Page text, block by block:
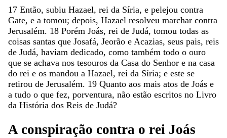
17 Então, subiu Hazael, rei da Síria, e pelejou contra
Gate, e a tomou; depois, Hazael resolveu marchar contra
Jerusalém. 18 Porém Joás, rei de Judá, tomou todas as
coisas santas que Josafá, Jeorão e Acazias, seus pais, reis
de Judá, haviam dedicado, como também todo o ouro
que se achava nos tesouros da Casa do Senhor e na casa
do rei e os mandou a Hazael, rei da Síria; e este se
retirou de Jerusalém. 19 Quanto aos mais atos de Joás e
a tudo o que fez, porventura, não estão escritos no Livro
da História dos Reis de Judá?
A conspiração contra o rei Joás